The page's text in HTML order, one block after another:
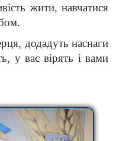
жити, навчатися
додадуть наснаги
у вас вірять і вами